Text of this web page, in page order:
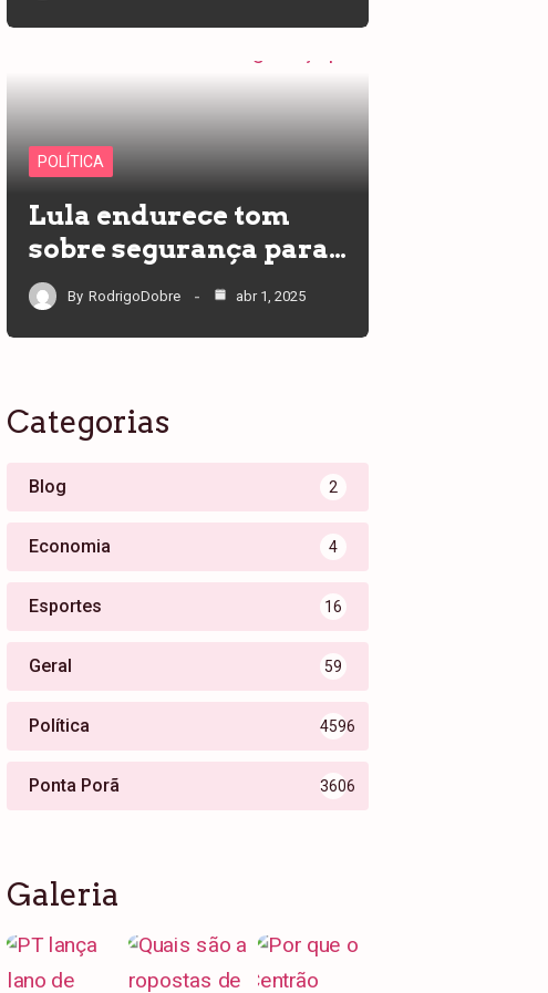
POLÍTICA
Lula endurece tom
sobre segurança para…
By RodrigoDobre abr 1, 2025
Categorias
Blog 2
Economia 4
Esportes 16
Geral 59
Política 4596
Ponta Porã 3606
Galeria